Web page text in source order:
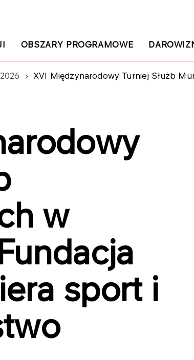
OBSZARY PROGRAMOWE
2026 XVI Międzynarodowy Turniej Służb
w
sport i